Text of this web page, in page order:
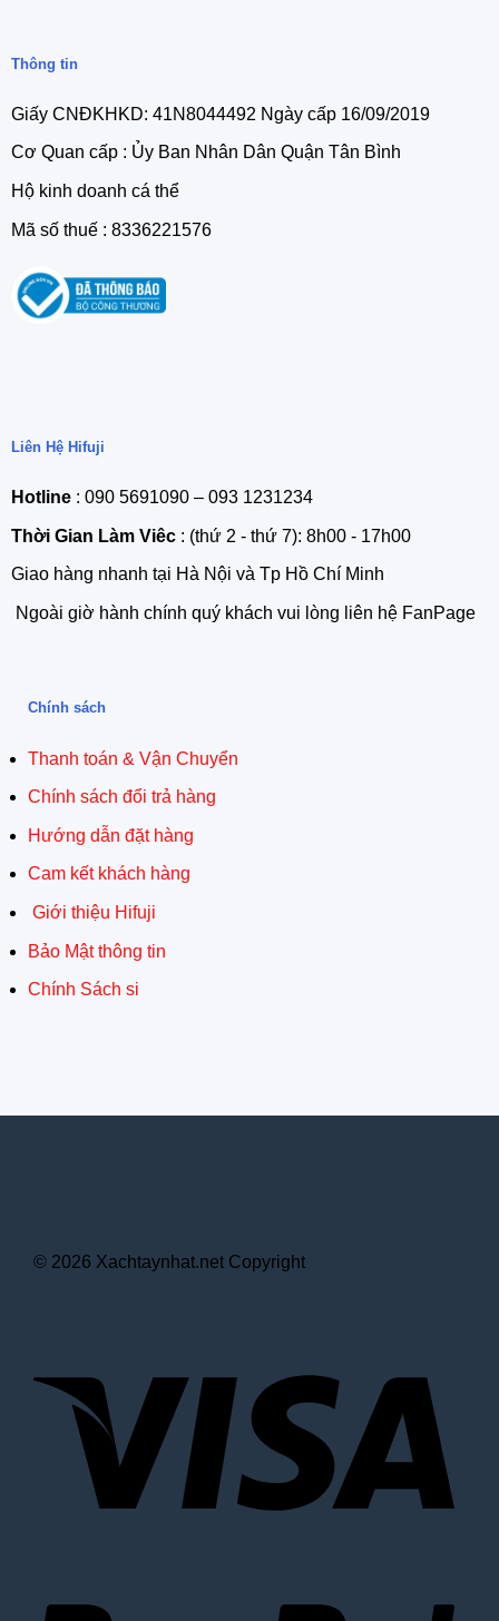
Thông tin
Giấy CNĐKHKD: 41N8044492 Ngày cấp 16/09/2019
Cơ Quan cấp : Ủy Ban Nhân Dân Quận Tân Bình
Hộ kinh doanh cá thể
Mã số thuế : 8336221576
Liên Hệ Hifuji
Hotline: 090 5691090 – 093 1231234
Thời Gian Làm Viêc: (thứ 2 - thứ 7): 8h00 - 17h00
Giao hàng nhanh tại Hà Nội và Tp Hồ Chí Minh
Ngoài giờ hành chính quý khách vui lòng liên hệ FanPage
Chính sách
Thanh toán & Vận Chuyển
Chính sách đổi trả hàng
Hướng dẫn đặt hàng
Cam kết khách hàng
Giới thiệu Hifuji
Bảo Mật thông tin
Chính Sách si
© 2026 Xachtaynhat.net Copyright